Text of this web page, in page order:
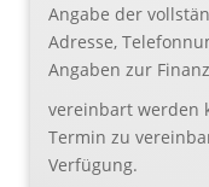
Angabe der
Adresse,
Angaben zur
vereinbart werden
Termin zu
Verfügung.